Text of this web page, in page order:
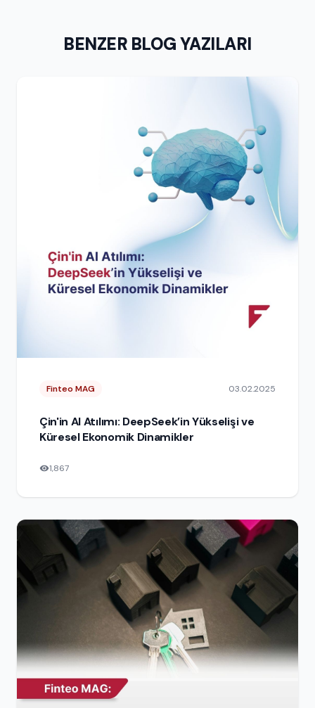
BENZER BLOG YAZILARI
Finteo MAG 03.02.2025
Çin'in AI Atılımı: DeepSeek’in Yükselişi ve
Küresel Ekonomik Dinamikler
1,867